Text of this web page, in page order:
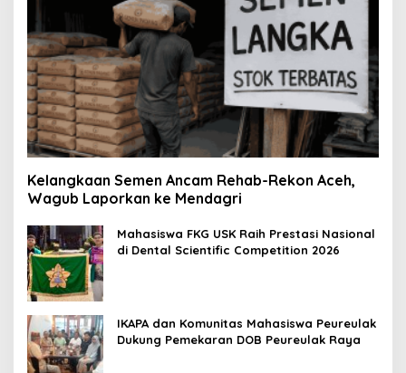
Kelangkaan Semen Ancam Rehab-Rekon Aceh,
Wagub Laporkan ke Mendagri
Mahasiswa FKG USK Raih Prestasi Nasional
di Dental Scientific Competition 2026
IKAPA dan Komunitas Mahasiswa Peureulak
Dukung Pemekaran DOB Peureulak Raya